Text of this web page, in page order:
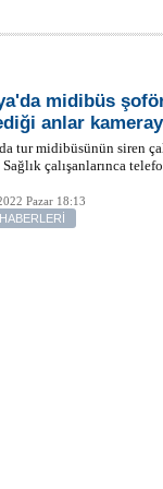
midibüs
anlar
tur midibüsünün siren
çalışanlarınca
Pazar 18:13